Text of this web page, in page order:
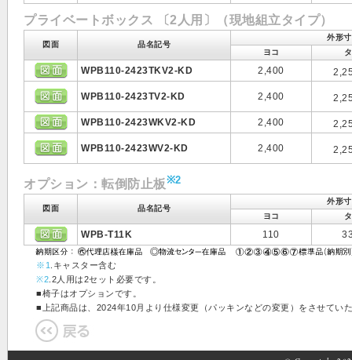
プライベートボックス 〔2人用〕（現地組立タイプ）
図面 品名記号
外形
ヨコ
WPB110-2423TKV2-KD 2,400
WPB110-2423TV2-KD 2,400
WPB110-2423WKV2-KD 2,400
WPB110-2423WV2-KD 2,400
オプション：転倒防止板 ※2
図面 品名記号
外形
ヨコ
WPB-T11K 110
※1
.キャスター含む
※2 .2人用は2セット必要です。
■椅子はオプションです。
■上記商品は、2024年10月より仕様変更（パッキンなどの変更）をさせてい